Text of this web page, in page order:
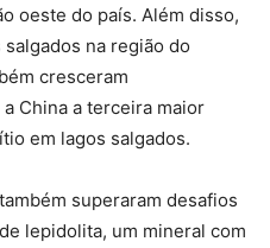
oeste do país. Além disso,
na região do
cresceram
China a terceira maior
em lagos salgados.
superaram desafios
lepidolita, um mineral com